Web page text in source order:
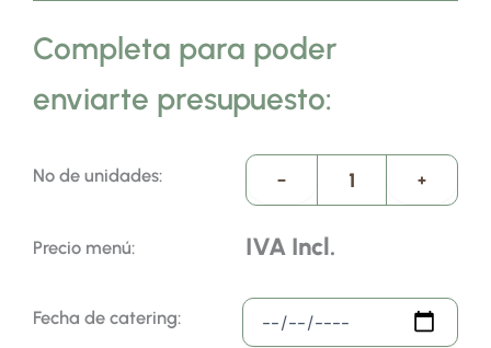
Completa para poder
enviarte presupuesto:
Nº de unidades: − +
Precio menú: IVA Incl.
Fecha de catering: